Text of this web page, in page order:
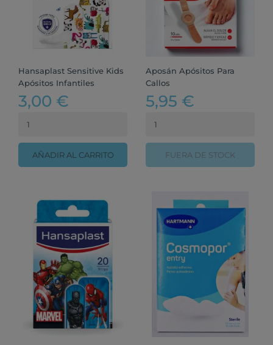
Hansaplast Sensitive Kids
Apósitos Infantiles
3,00 €
AÑADIR AL CARRITO
Aposán Apósitos Para
Callos
5,95 €
FUERA DE STOCK